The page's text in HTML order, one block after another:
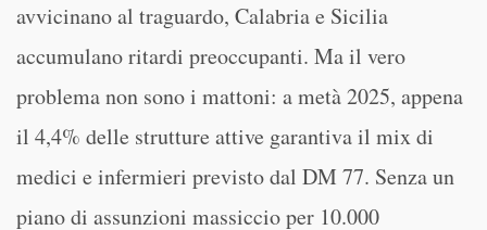
avvicinano al traguardo, Calabria e Sicilia
accumulano ritardi preoccupanti. Ma il vero
problema non sono i mattoni: a metà 2025, appena
il 4,4% delle strutture attive garantiva il mix di
medici e infermieri previsto dal DM 77. Senza un
piano di assunzioni massiccio per 10.000